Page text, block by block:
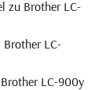
zu Brother LC-
Brother LC-
LC-900y